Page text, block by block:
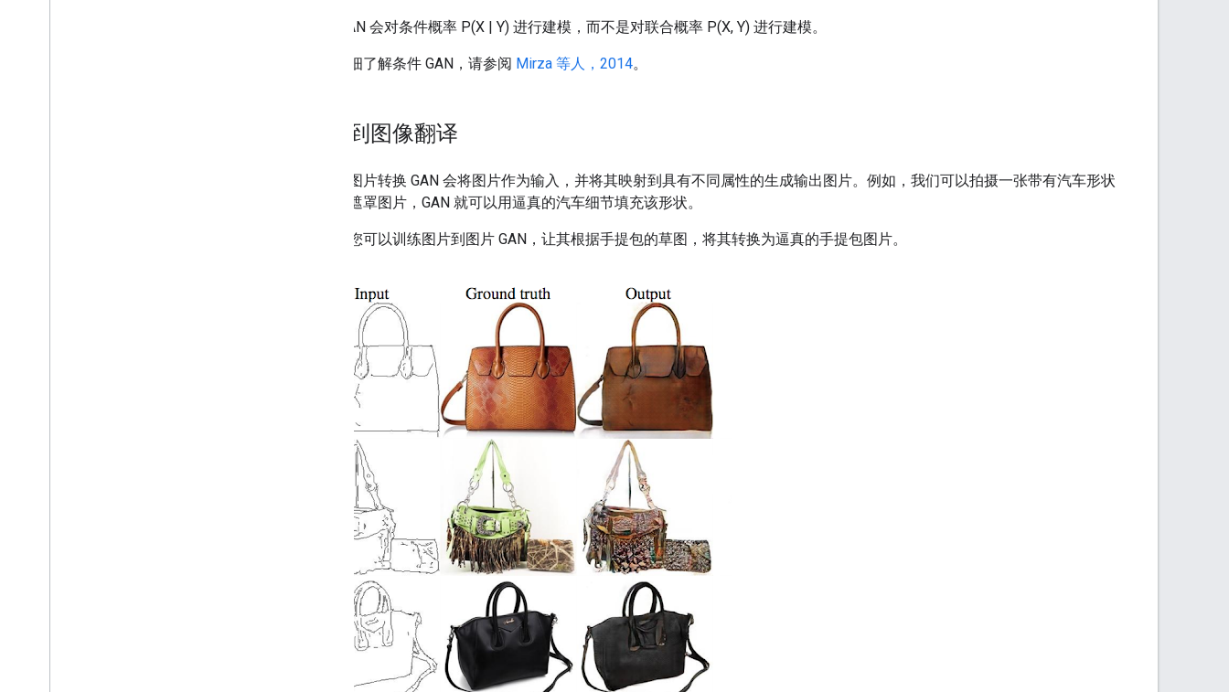
条件 GAN 会对条件概率 P(X | Y) 进行建模，而不是对联合概率 P(X, Y) 进行建模。
如需详细了解条件 GAN，请参阅 Mirza 等人，2014。
图像到图像翻译
图片到图片转换 GAN 会将图片作为输入，并将其映射到具有不同属性的生成输出图片。例如，我们可以拍摄一张带有汽车形状
色块的遮罩图片，GAN 就可以用逼真的汽车细节填充该形状。
同样，您可以训练图片到图片 GAN，让其根据手提包的草图，将其转换为逼真的手提包图片。